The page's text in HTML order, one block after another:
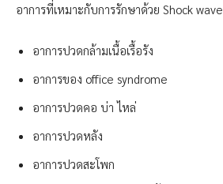
อาการที่เหมาะกับการรักษาด้วย Shock wave
อาการปวดกล้ามเนื้อเรื้อรัง
อาการของ office syndrome
อาการปวดคอ บ่า ไหล่
อาการปวดหลัง
อาการปวดสะโพก